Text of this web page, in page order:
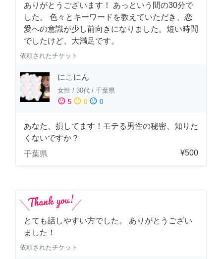
ありがとうございます！ あっという間の30分で
した。 色々とキーワードを教えていただき、恋
愛への意識が少し前向きになりました。短い時間
でしたけど、大満足です。
依頼されたチケット
にこにん
女性 / 30代 / 千葉県
sentiment_satisfied 5 sentiment_neutral 0 sentiment_dissatisfied 0
あなた、損してます！モテる男性の秘密、知りた
くないですか？
千葉県
¥500
とても話しやすい方でした。 ありがとうござい
ました！
依頼されたチケット